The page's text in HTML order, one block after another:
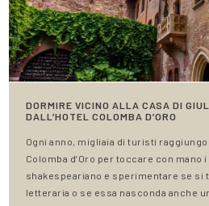
DORMIRE VICINO ALLA CASA DI
DALL’HOTEL COLOMBA D’ORO
Ogni anno, migliaia di turisti
Colomba d’Oro per toccare con mano
shakespeariano e sperimentare se si
letteraria o se essa nasconda anche